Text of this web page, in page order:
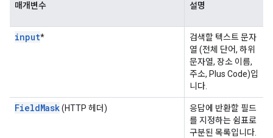
매개변수 설명
input*
검색할 텍스트 문자
열 (전체 단어, 하위
문자열, 장소 이름,
주소, Plus Code)입
니다.
FieldMask(HTTP 헤더)
응답에 반환할 필드
를 지정하는 쉼표로
구분된 목록입니다.